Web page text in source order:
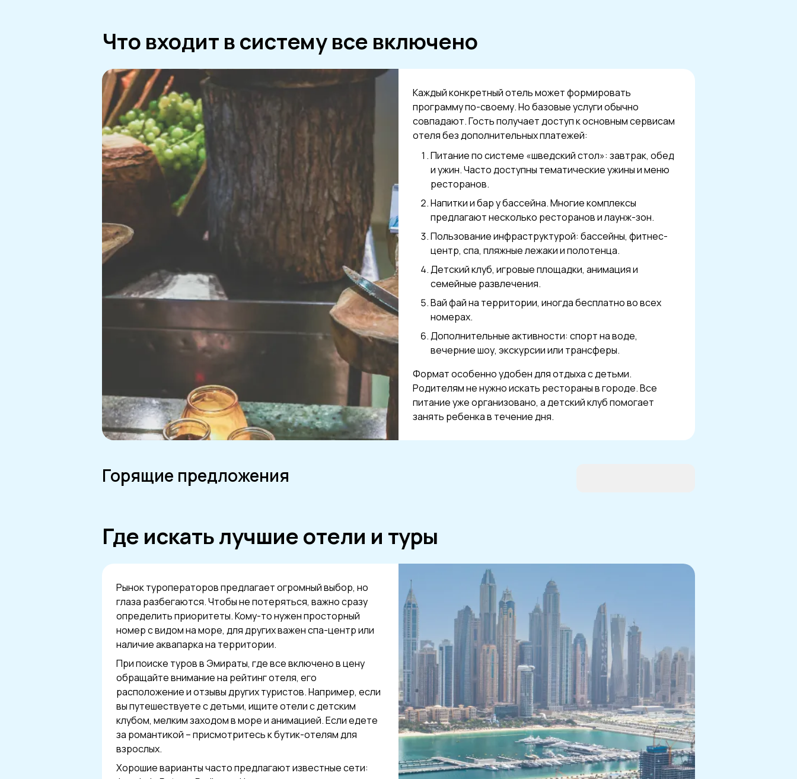
Что входит в систему все включено
Каждый конкретный отель может формировать
программу по-своему. Но базовые услуги обычно
совпадают. Гость получает доступ к основным сервисам
отеля без дополнительных платежей:
Питание по системе «шведский стол»: завтрак, обед
и ужин. Часто доступны тематические ужины и меню
ресторанов.
Напитки и бар у бассейна. Многие комплексы
предлагают несколько ресторанов и лаунж-зон.
Пользование инфраструктурой: бассейны, фитнес-
центр, спа, пляжные лежаки и полотенца.
Детский клуб, игровые площадки, анимация и
семейные развлечения.
Вай фай на территории, иногда бесплатно во всех
номерах.
Дополнительные активности: спорт на воде,
вечерние шоу, экскурсии или трансферы.
Формат особенно удобен для отдыха с детьми.
Родителям не нужно искать рестораны в городе. Все
питание уже организовано, а детский клуб помогает
занять ребенка в течение дня.
Горящие предложения
Где искать лучшие отели и туры
Рынок туроператоров предлагает огромный выбор, но
глаза разбегаются. Чтобы не потеряться, важно сразу
определить приоритеты. Кому-то нужен просторный
номер с видом на море, для других важен спа-центр или
наличие аквапарка на территории.
При поиске туров в Эмираты, где все включено в цену
обращайте внимание на рейтинг отеля, его
расположение и отзывы других туристов. Например, если
вы путешествуете с детьми, ищите отели с детским
клубом, мелким заходом в море и анимацией. Если едете
за романтикой – присмотритесь к бутик-отелям для
взрослых.
Хорошие варианты часто предлагают известные сети: